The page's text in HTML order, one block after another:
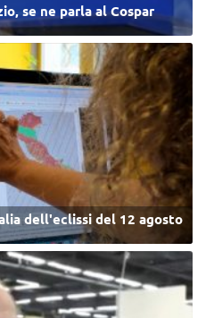
se ne parla al Cospar
dell'eclissi del 12 agosto